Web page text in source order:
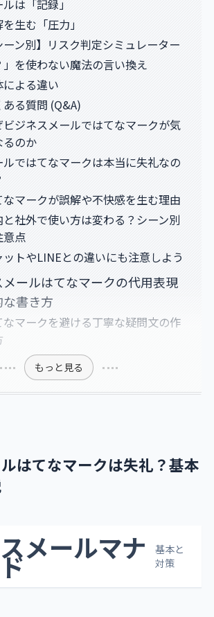
ルは「記録」
生む「圧力」
ーン別】リスク判定シミュレーター
」を使わない魔法の言い換え
による違い
ある質問 (Q&A)
ビジネスメールではてなマークが気
るのか
ルではてなマークは本当に失礼なの
なマークが誤解や不快感を生む理由
と社外で使い方は変わる？シーン別
意点
ットやLINEとの違いにも注意しよう
メールはてなマークの代用表現
な書き方
なマークを避ける丁寧な疑問文の作
もっと見る
はてなマークは失礼？基本
メールマナ
基本と
対策